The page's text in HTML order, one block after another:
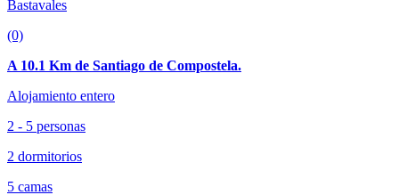
Bastavales
(0)
A 10.1 Km de Santiago de Compostela.
Alojamiento entero
2 - 5 personas
2 dormitorios
5 camas